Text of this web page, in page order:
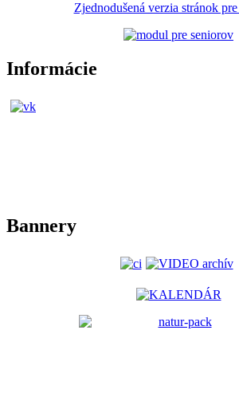
Zjednodušená verzia stránok
Informácie
Bannery